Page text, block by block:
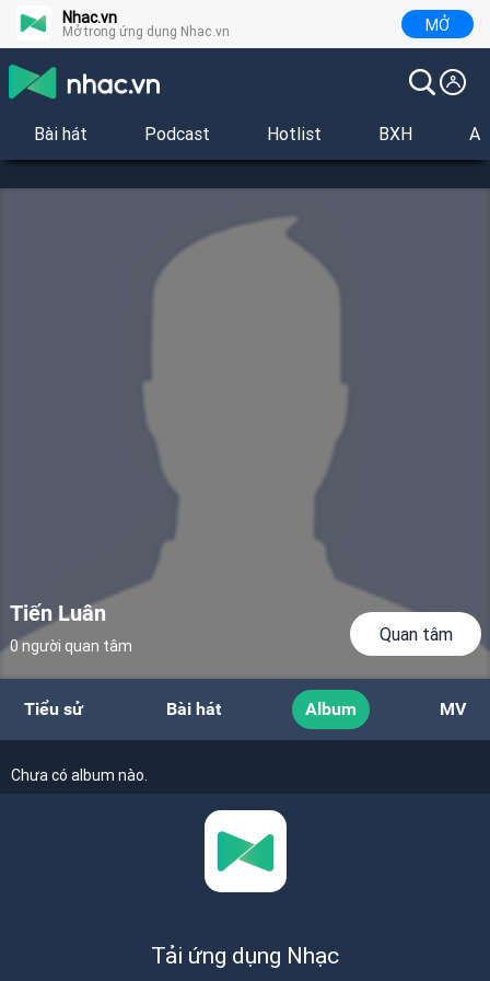
Nhac.vn
Mở trong ứng dụng Nhac.vn MỞ
Bài hát Podcast Hotlist BXH
Tiến Luân
0 người quan tâm
Quan tâm
Tiểu sử Bài hát Album MV
Chưa có album nào.
Tải ứng dụng Nhạc